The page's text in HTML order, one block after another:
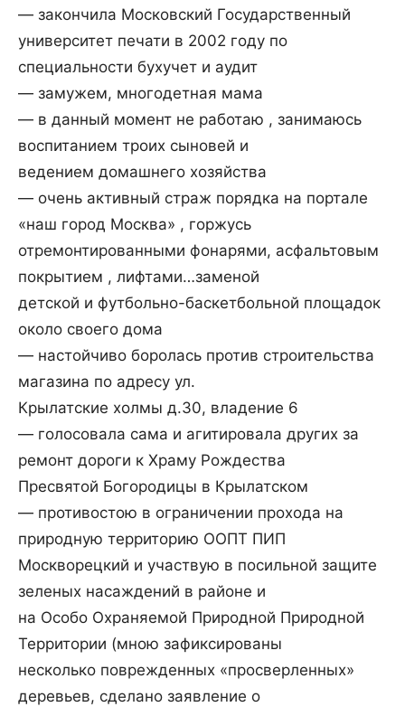
— закончила Московский Государственный
университет печати в 2002 году по
специальности бухучет и аудит
— замужем, многодетная мама
— в данный момент не работаю , занимаюсь
воспитанием троих сыновей и
ведением домашнего хозяйства
— очень активный страж порядка на портале
«наш город Москва» , горжусь
отремонтированными фонарями, асфальтовым
покрытием , лифтами…заменой
детской и футбольно-баскетбольной площадок
около своего дома
— настойчиво боролась против строительства
магазина по адресу ул.
Крылатские холмы д.30, владение 6
— голосовала сама и агитировала других за
ремонт дороги к Храму Рождества
Пресвятой Богородицы в Крылатском
— противостою в ограничении прохода на
природную территорию ООПТ ПИП
Москворецкий и участвую в посильной защите
зеленых насаждений в районе и
на Особо Охраняемой Природной Природной
Территории (мною зафиксированы
несколько поврежденных «просверленных»
деревьев, сделано заявление о